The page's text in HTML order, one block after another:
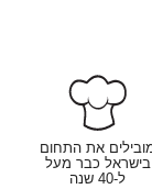
את התחום
בישראל כבר מעל
ל-40 שנה